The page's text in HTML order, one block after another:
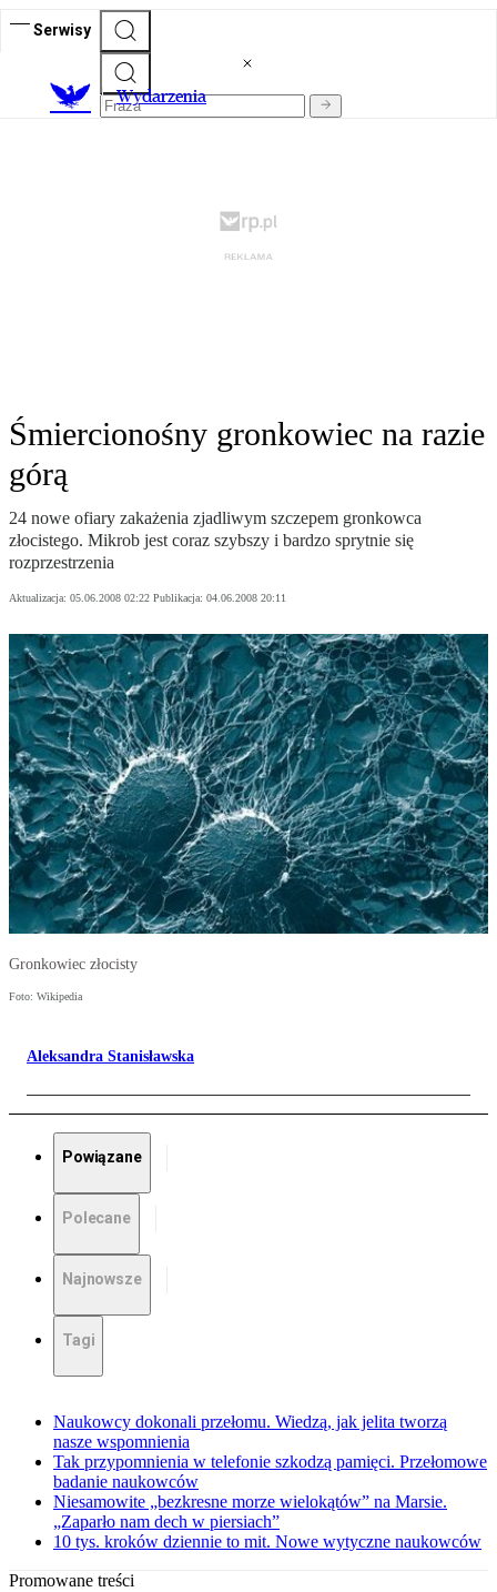
Serwisy
Wydarzenia
Śmiercionośny gronkowiec na razie
górą
24 nowe ofiary zakażenia zjadliwym szczepem gronkowca
złocistego. Mikrob jest coraz szybszy i bardzo sprytnie się
rozprzestrzenia
Aktualizacja: 05.06.2008 02:22 Publikacja: 04.06.2008 20:11
Gronkowiec złocisty
Foto: Wikipedia
Aleksandra Stanisławska
Powiązane
Polecane
Najnowsze
Tagi
Naukowcy dokonali przełomu. Wiedzą, jak jelita tworzą
nasze wspomnienia
Tak przypomnienia w telefonie szkodzą pamięci. Przełomowe
badanie naukowców
Niesamowite „bezkresne morze wielokątów” na Marsie.
„Zaparło nam dech w piersiach”
10 tys. kroków dziennie to mit. Nowe wytyczne naukowców
Promowane treści